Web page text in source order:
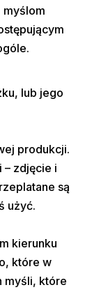
myślom
lub jego
produkcji.
– zdjęcie i
są
użyć.
kierunku
które w
myśli, które